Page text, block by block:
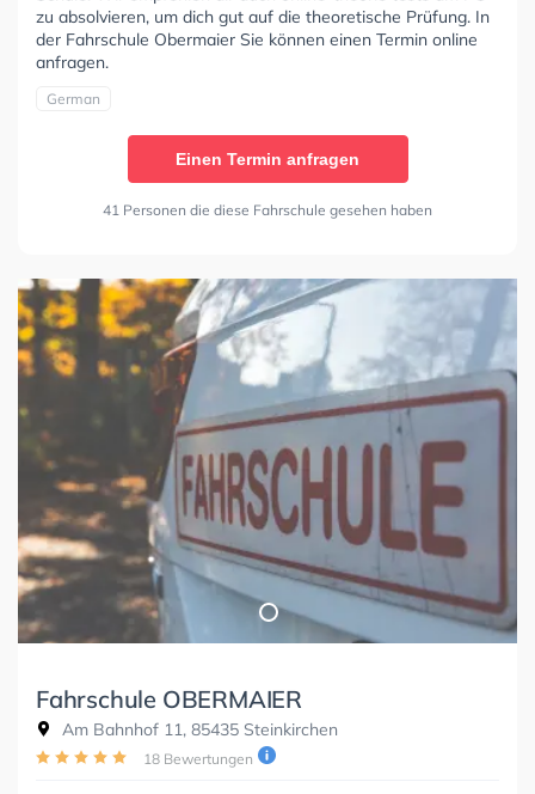
zu absolvieren, um dich gut auf die theoretische Prüfung. In
der Fahrschule Obermaier Sie können einen Termin online
anfragen.
German
Einen Termin anfragen
41 Personen die diese Fahrschule gesehen haben
Fahrschule OBERMAIER
Am Bahnhof 11, 85435 Steinkirchen
18 Bewertungen